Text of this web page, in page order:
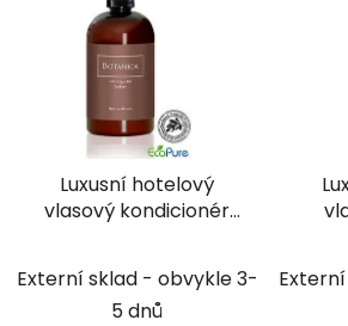
Luxusní hotelový
vlasový kondicionér
Botanica - 1ks
Externí sklad - obvykle 3-
5 dnů